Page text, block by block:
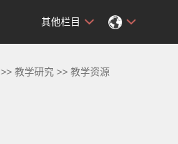
其他栏目
>>教学研究 >>教学资源